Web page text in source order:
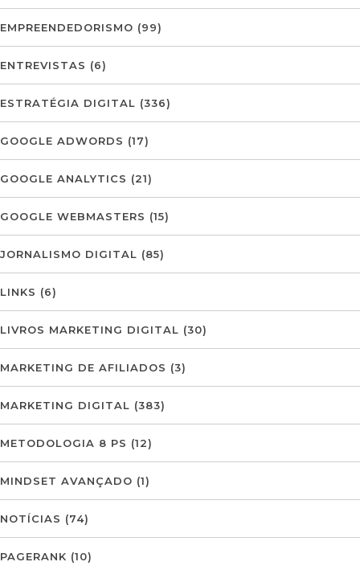
EMPREENDEDORISMO (99)
ENTREVISTAS (6)
ESTRATÉGIA DIGITAL (336)
GOOGLE ADWORDS (17)
GOOGLE ANALYTICS (21)
GOOGLE WEBMASTERS (15)
JORNALISMO DIGITAL (85)
LINKS (6)
LIVROS MARKETING DIGITAL (30)
MARKETING DE AFILIADOS (3)
MARKETING DIGITAL (383)
METODOLOGIA 8 PS (12)
MINDSET AVANÇADO (1)
NOTÍCIAS (74)
PAGERANK (10)